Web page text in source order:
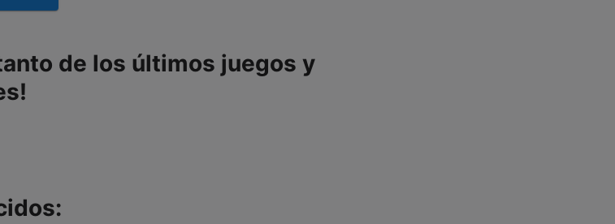
de los últimos juegos y